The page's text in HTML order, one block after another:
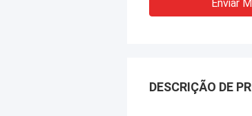
Enviar
DESCRIÇÃO DE